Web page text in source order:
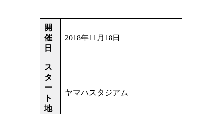
開
催
日
2018年11月18日
ス
タ
ー
ト
地
ヤマハスタジアム